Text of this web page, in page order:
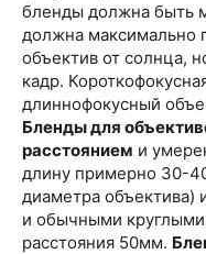
бленды должна быть
должна максимально
объектив от солнца,
кадр.
длиннофокусный
Бленды для
расстоянием и
длину примерно 30-
диаметра объектива)
и обычными
расстояния 50мм.